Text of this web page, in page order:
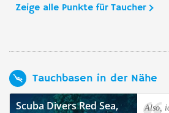
Zeige alle Punkte für Taucher
Tauchbasen in der Nähe
Scuba Divers Red Sea,
Also,